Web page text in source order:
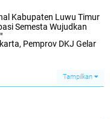
Kabupaten Luwu Timur
Semesta Wujudkan
Pemprov DKJ Gelar
Tampilkan